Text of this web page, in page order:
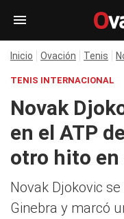
Inicio Ovación Tenis
TENIS INTERNACIONAL
Novak
en el ATP
otro hito
Novak Djokovic
Ginebra y marcó